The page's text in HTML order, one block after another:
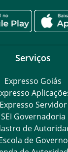
Serviços
Expresso Goiás
Expresso Servidor
SEI Governadoria
de
de Governo